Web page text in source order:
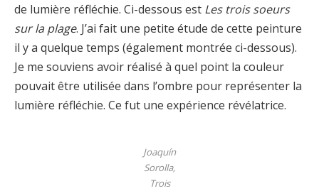
de lumière réfléchie. Ci-dessous est Les trois soeurs
sur la plage. J’ai fait une petite étude de cette peinture
il y a quelque temps (également montrée ci-dessous).
Je me souviens avoir réalisé à quel point la couleur
pouvait être utilisée dans l’ombre pour représenter la
lumière réfléchie. Ce fut une expérience révélatrice.
Joaquín
Sorolla,
Trois